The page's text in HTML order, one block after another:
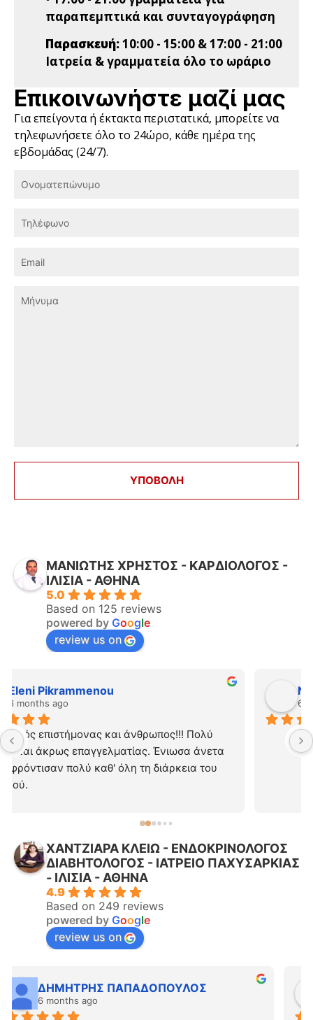
παραπεμπτικά και συνταγογράφηση
Παρασκευή:10:00 - 15:00 & 17:00 - 21:00
Ιατρεία & γραμματεία όλο το ωράριο
Επικοινωνήστε μαζί μας
Για επείγοντα ή έκτακτα περιστατικά, μπορείτε να
τηλεφωνήσετε όλο το 24ώρο, κάθε ημέρα της
εβδομάδας (24/7).
ΜΑΝΙΩΤΗΣ ΧΡΗΣΤΟΣ - ΚΑΡΔΙΟΛΟΓΟΣ -
ΙΛΙΣΙΑ - ΑΘΗΝΑ
5.0
Based on 125 reviews
powered by Google
review us on
Νεκταρια
6 months ago
ΧΑΝΤΖΙΑΡΑ ΚΛΕΙΩ - ΕΝΔΟΚΡΙΝΟΛΟΓΟΣ
ΔΙΑΒΗΤΟΛΟΓΟΣ - ΙΑΤΡΕΙΟ ΠΑΧΥΣΑΡΚΙΑΣ
- ΙΛΙΣΙΑ - ΑΘΗΝΑ
4.9
Based on 249 reviews
powered by Google
review us on
ΠΕΓΚΥ ΘΑΝΟΠΟΥΛΟΥ
6 months ago